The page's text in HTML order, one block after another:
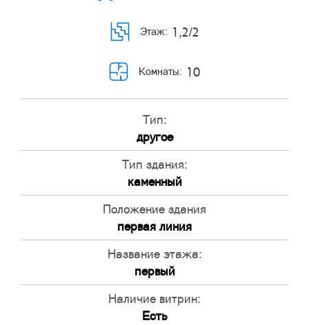
Комнаты: 10
Этаж: 1,2/2
Тип:
другое
Тип здания:
каменный
Положение здания
первая линия
Название этажа:
первый
Наличие витрин:
Есть